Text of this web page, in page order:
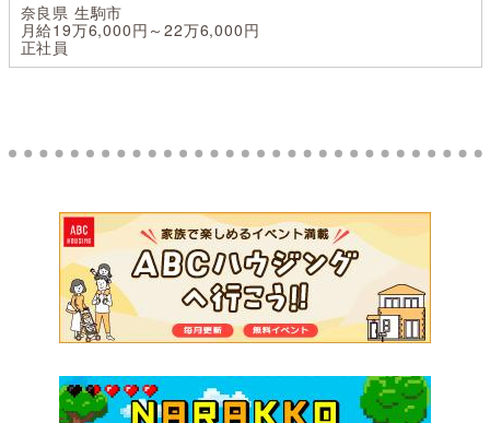
奈良県 生駒市
月給19万6,000円～22万6,000円
正社員